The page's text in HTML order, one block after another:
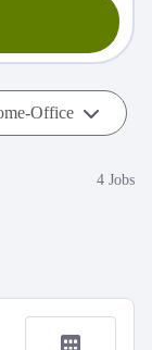
Office
4 Jobs